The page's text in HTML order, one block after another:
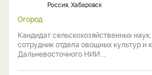
Россия, Хабаровск
Огород
Кандидат сельскохозяйственных
сотрудник отдела овощных культур и
Дальневосточного НИИ ...